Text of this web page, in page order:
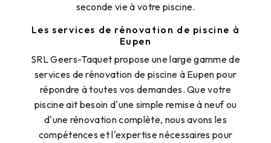
seconde vie à votre piscine.
Les services de rénovation de piscine à
Eupen
SRL Geers-Taquet propose une large gamme de
services de rénovation de piscine à Eupen pour
répondre à toutes vos demandes. Que votre
piscine ait besoin d'une simple remise à neuf ou
d'une rénovation complète, nous avons les
compétences et l'expertise nécessaires pour